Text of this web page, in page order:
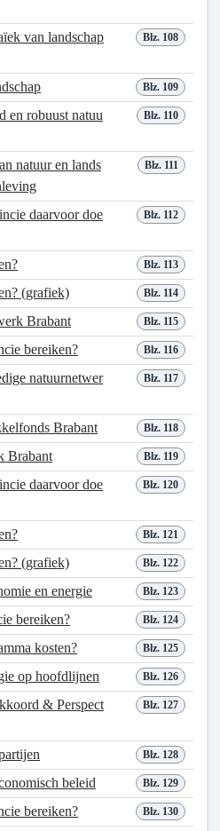
Blz. 108
van landschap
Blz. 109
Blz. 110
en robuust natuu
Blz. 111
natuur en lands
Blz. 112
daarvoor doe
Blz. 113
Blz. 114
(grafiek)
Blz. 115
Brabant
Blz. 116
bereiken?
Blz. 117
natuurnetwer
Blz. 118
Brabant
Blz. 119
Brabant
Blz. 120
daarvoor doe
Blz. 121
Blz. 122
(grafiek)
Blz. 123
en energie
Blz. 124
bereiken?
Blz. 125
kosten?
Blz. 126
op hoofdlijnen
Blz. 127
& Perspect
Blz. 128
Blz. 129
beleid
Blz. 130
bereiken?